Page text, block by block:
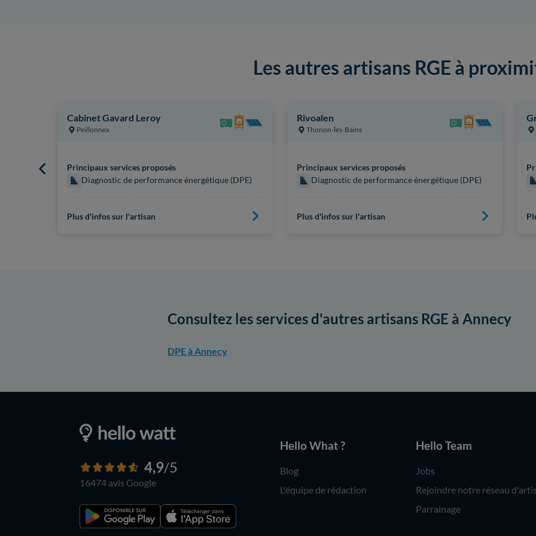
Les autres artisans RGE à
Cabinet Gavard Leroy
Peillonnex
Principaux services proposés
Diagnostic de performance énergétique (DPE)
Plus d'infos sur l'artisan
Rivoalen
Thonon-les-Bains
Principaux services proposés
Diagnostic de performance énergétique (DPE)
Plus d'infos sur l'artisan
Consultez les services d'autres artisans RGE à Annecy
DPE à Annecy
4,9/5
16474 avis Google
Hello What ?
Blog
L'équipe de rédaction
Hello Team
Jobs
Rejoindre notre réseau
Parrainage